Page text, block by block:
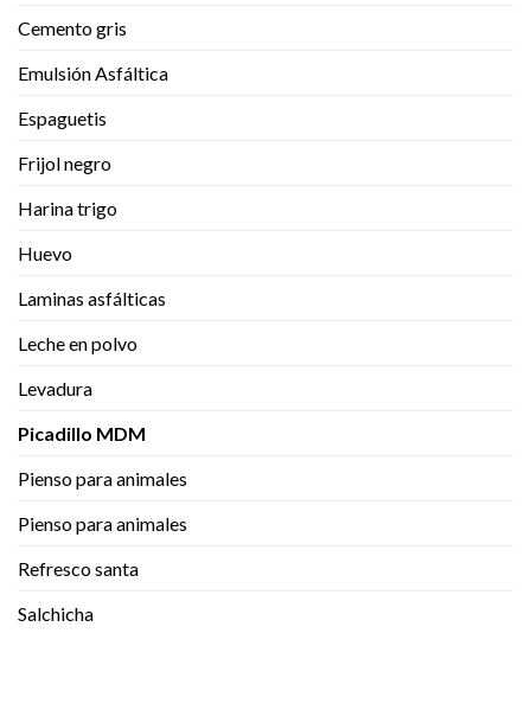
Cemento gris
Emulsión Asfáltica
Espaguetis
Frijol negro
Harina trigo
Huevo
Laminas asfálticas
Leche en polvo
Levadura
Picadillo MDM
Pienso para animales
Pienso para animales
Refresco santa
Salchicha